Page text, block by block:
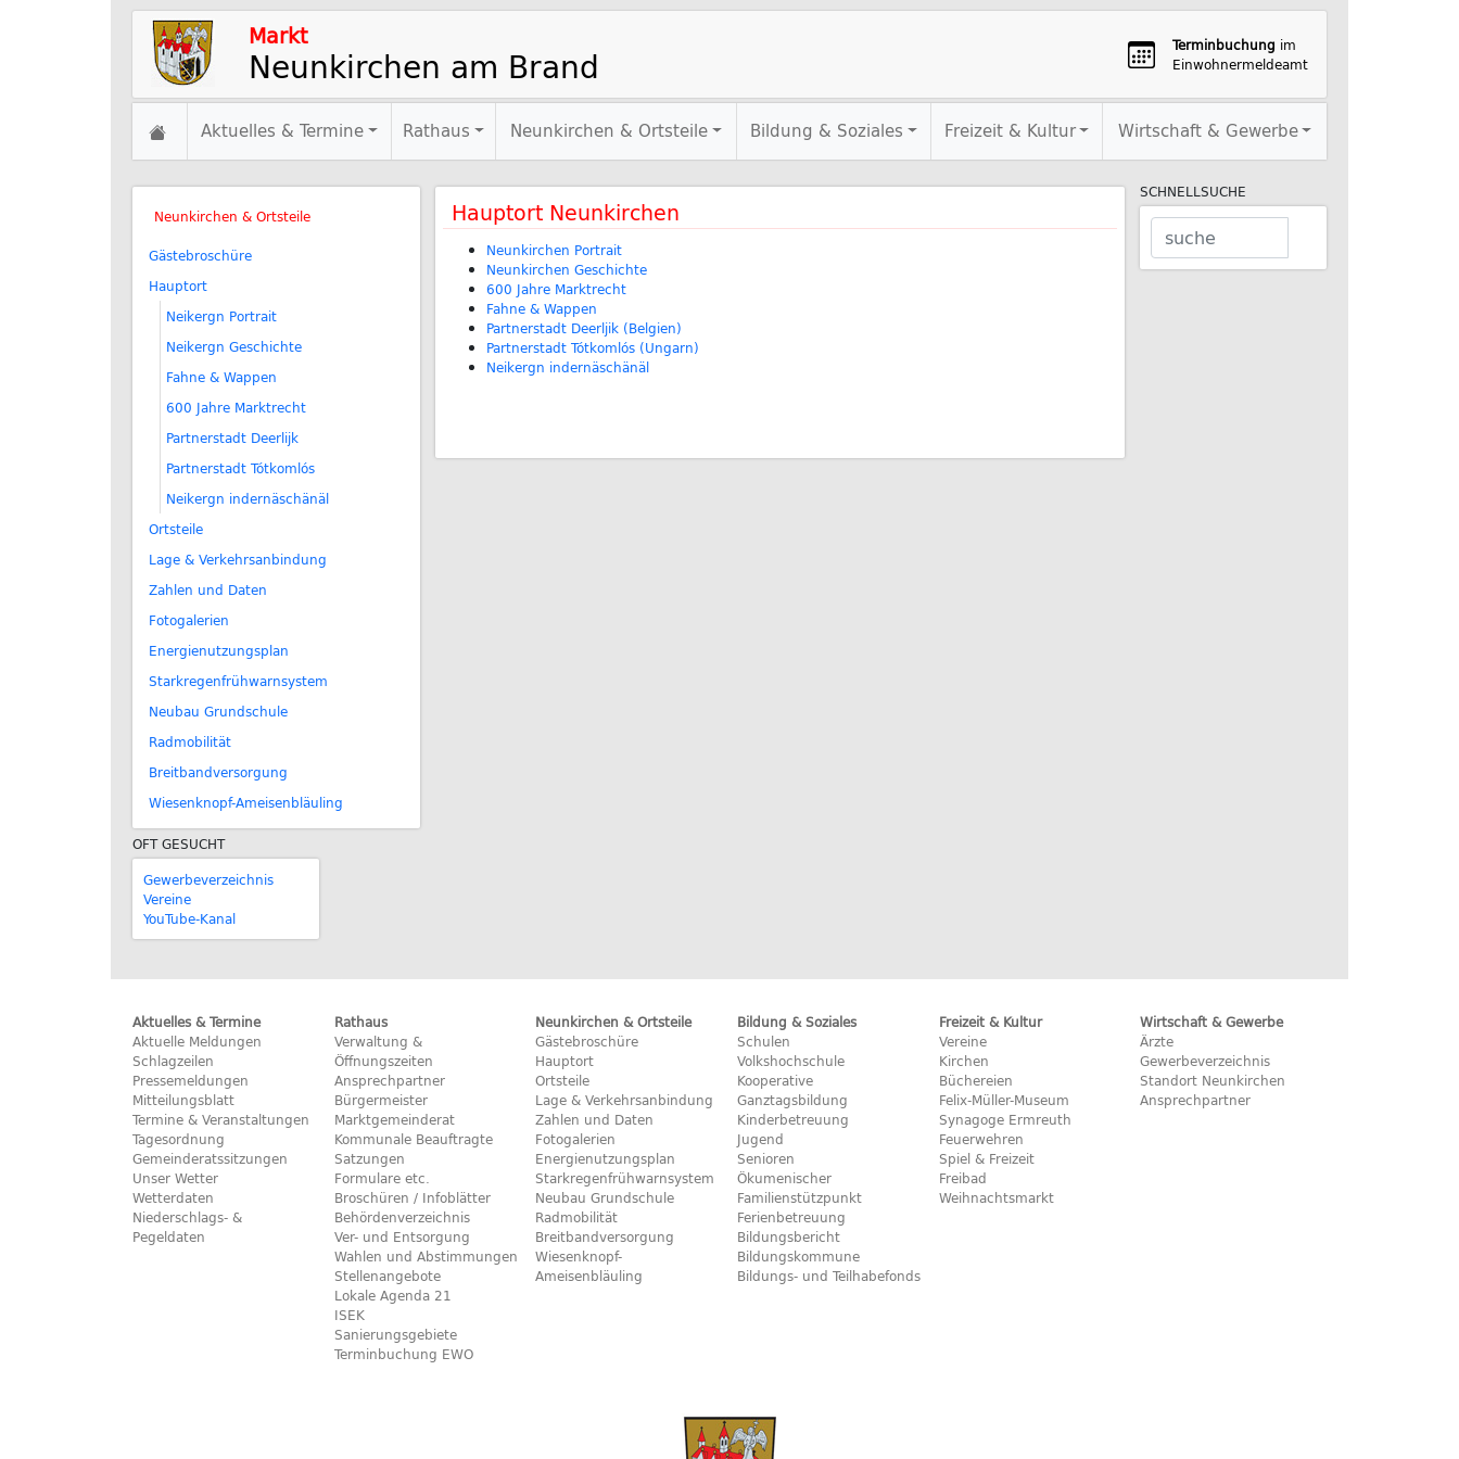
Markt
Neunkirchen am Brand Terminbuchung im
Einwohnermeldeamt
Aktuelles & Termine Rathaus Neunkirchen & Ortsteile Bildung & Soziales Freizeit & Kultur Wirtschaft & Gewerbe
Neunkirchen & Ortsteile
Gästebroschüre
Hauptort
Neikergn Portrait
Neikergn Geschichte
Fahne & Wappen
600 Jahre Marktrecht
Partnerstadt Deerlijk
Partnerstadt Tótkomlós
Neikergn indernäschänäl
Ortsteile
Lage & Verkehrsanbindung
Zahlen und Daten
Fotogalerien
Energienutzungsplan
Starkregenfrühwarnsystem
Neubau Grundschule
Radmobilität
Breitbandversorgung
Wiesenknopf-Ameisenbläuling
Hauptort Neunkirchen
Neunkirchen Portrait
Neunkirchen Geschichte
600 Jahre Marktrecht
Fahne & Wappen
Partnerstadt Deerljik (Belgien)
Partnerstadt Tótkomlós (Ungarn)
Neikergn indernäschänäl
SCHNELLSUCHE
OFT GESUCHT
Gewerbeverzeichnis
Vereine
YouTube-Kanal
Aktuelles & Termine
Aktuelle Meldungen
Schlagzeilen
Pressemeldungen
Mitteilungsblatt
Termine & Veranstaltungen
Tagesordnung
Gemeinderatssitzungen
Unser Wetter
Wetterdaten
Niederschlags- &
Pegeldaten
Rathaus
Verwaltung &
Öffnungszeiten
Ansprechpartner
Bürgermeister
Marktgemeinderat
Kommunale Beauftragte
Satzungen
Formulare etc.
Broschüren / Infoblätter
Behördenverzeichnis
Ver- und Entsorgung
Wahlen und Abstimmungen
Stellenangebote
Lokale Agenda 21
ISEK
Sanierungsgebiete
Terminbuchung EWO
Neunkirchen & Ortsteile
Gästebroschüre
Hauptort
Ortsteile
Lage & Verkehrsanbindung
Zahlen und Daten
Fotogalerien
Energienutzungsplan
Starkregenfrühwarnsystem
Neubau Grundschule
Radmobilität
Breitbandversorgung
Wiesenknopf-
Ameisenbläuling
Bildung & Soziales
Schulen
Volkshochschule
Kooperative
Ganztagsbildung
Kinderbetreuung
Jugend
Senioren
Ökumenischer
Familienstützpunkt
Ferienbetreuung
Bildungsbericht
Bildungskommune
Bildungs- und Teilhabefonds
Freizeit & Kultur
Vereine
Kirchen
Büchereien
Felix-Müller-Museum
Synagoge Ermreuth
Feuerwehren
Spiel & Freizeit
Freibad
Weihnachtsmarkt
Wirtschaft & Gewerbe
Ärzte
Gewerbeverzeichnis
Standort Neunkirchen
Ansprechpartner